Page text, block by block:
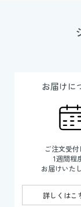
お届けに
ご注文受付
1週間程
お届けいた
詳しくはこ